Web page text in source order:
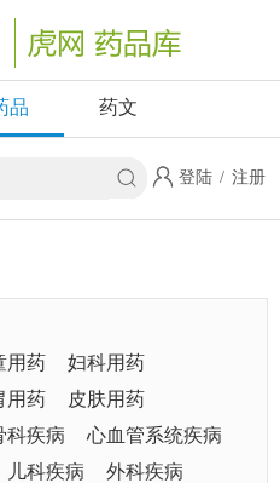
品 药文
登陆 / 注册
用药
妇科用药
用药
皮肤用药
科疾病
心血管系统疾病
儿科疾病
外科疾病